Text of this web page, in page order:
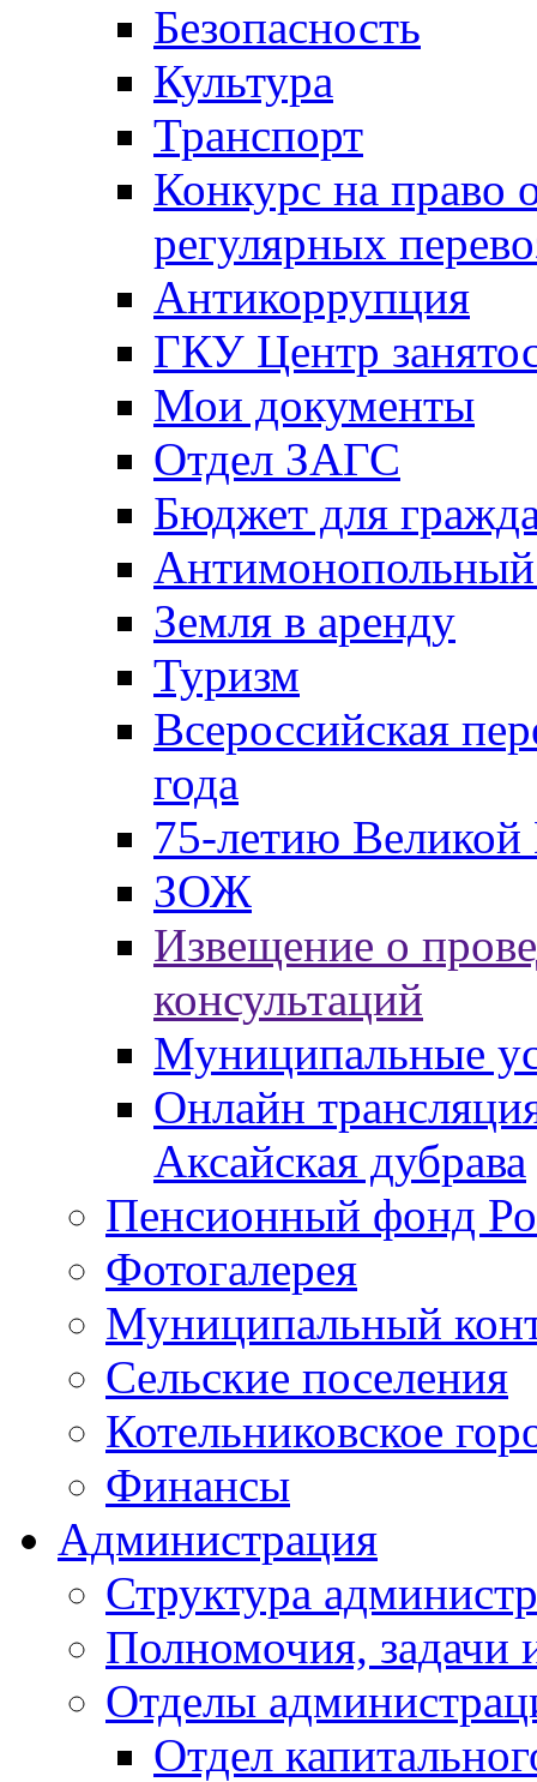
Безопасность
Культура
Транспорт
Конкурс на право
регулярных
Антикоррупция
ГКУ Центр
Мои документы
Отдел ЗАГС
Бюджет для
Антимонопольный
Земля в аренду
Туризм
Всероссийская
года
75-летию
ЗОЖ
Извещение о
консультаций
Муниципальные
Онлайн
Аксайская дубрава
Пенсионный фонд
Фотогалерея
Муниципальный
Сельские поселения
Котельниковское
Финансы
Администрация
Структура
Полномочия, задачи
Отделы
Отдел